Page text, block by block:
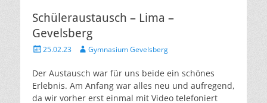
Schüleraustausch – Lima –
Gevelsberg
Veröffentlicht
25.02.23 AutorGymnasium Gevelsberg
Der Austausch war für uns beide ein schönes
Erlebnis. Am Anfang war alles neu und aufregend,
da wir vorher erst einmal mit Video telefoniert